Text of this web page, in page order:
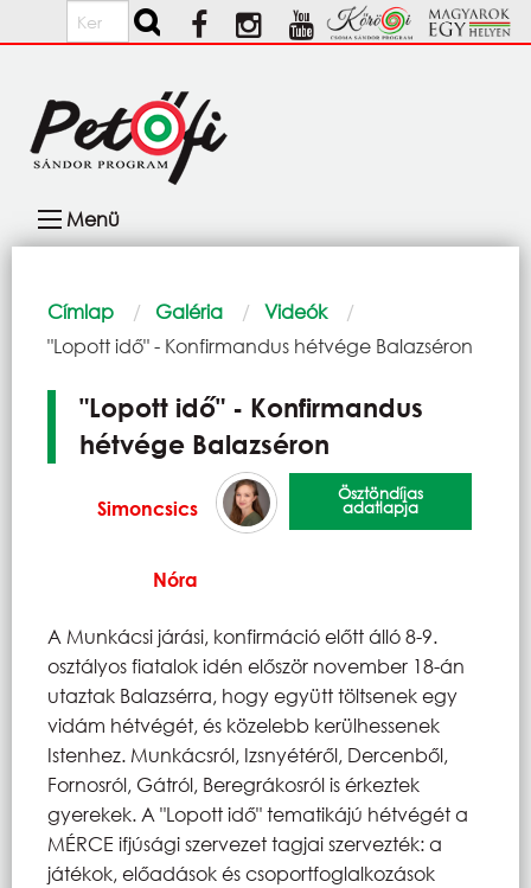
Ugrás a tartalomra
Keresés
navigáció
Menü
Morzsa
Címlap Galéria
Videók
Current:
"Lopott idő" - Konfirmandus hétvége Balazséron
"Lopott idő" - Konfirmandus
hétvége Balazséron
Simoncsics
Nóra
Ösztöndíjas
adatlapja
A Munkácsi járási, konfirmáció előtt álló 8-9.
osztályos fiatalok idén először november 18-án
utaztak Balazsérra, hogy együtt töltsenek egy
vidám hétvégét, és közelebb kerülhessenek
Istenhez. Munkácsról, Izsnyétéről, Dercenből,
Fornosról, Gátról, Beregrákosról is érkeztek
gyerekek. A "Lopott idő" tematikájú hétvégét a
MÉRCE ifjúsági szervezet tagjai szervezték: a
játékok, előadások és csoportfoglalkozások